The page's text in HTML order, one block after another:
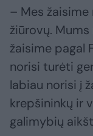
– Mes
žiūrovų.
žaisime pagal
norisi turėti
labiau norisi į
krepšininkų ir
galimybių